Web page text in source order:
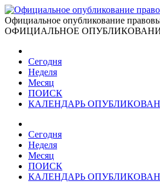
Официальное опубликование
ОФИЦИАЛЬНОЕ
Сегодня
Неделя
Месяц
ПОИСК
КАЛЕНДАРЬ
Сегодня
Неделя
Месяц
ПОИСК
КАЛЕНДАРЬ